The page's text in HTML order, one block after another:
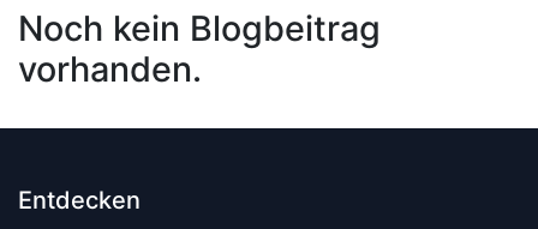
Noch kein Blogbeitrag
vorhanden.
Entdecken